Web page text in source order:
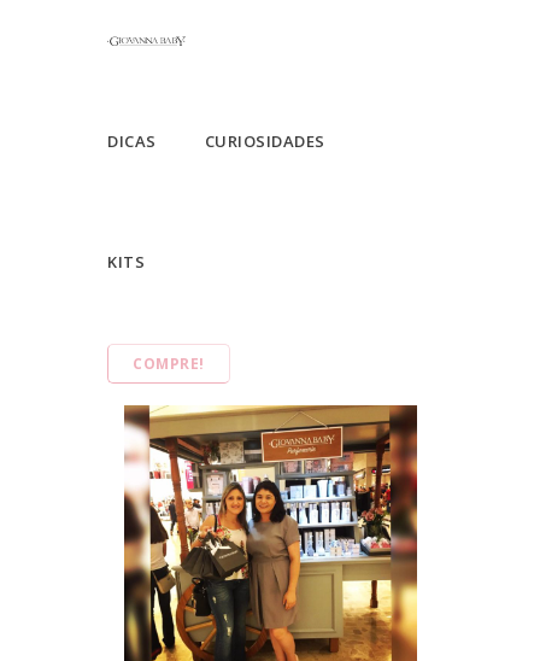
DICAS CURIOSIDADES
KITS
COMPRE!